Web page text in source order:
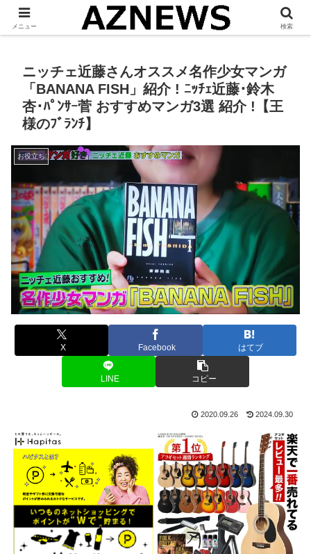
「 見たい・役立つ・面白い 」をお伝えします。
ニッチェ近藤さんオススメ名作少女マンガ
「BANANA FISH」紹介 ! ﾆｯﾁｪ近藤･鈴木
杏･ﾊﾟﾝｻｰ菅 おすすめマンガ3選 紹介 !【王
様のﾌﾞﾗﾝﾁ】
お役立ち
X Facebook はてブ
LINE コピー
2020.09.26 2024.09.30
メニュー 検索